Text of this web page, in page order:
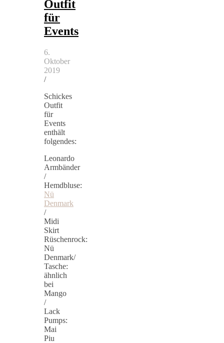
Outfit
für
Events
6.
Oktober
2019
/
Schickes
Outfit
für
Events
enthält
folgendes:
Leonardo
Armbänder
/
Hemdbluse:
Nü
Denmark
/
Midi
Skirt
Rüschenrock:
Nü
Denmark/
Tasche:
ähnlich
bei
Mango
/
Lack
Pumps:
Mai
Piu